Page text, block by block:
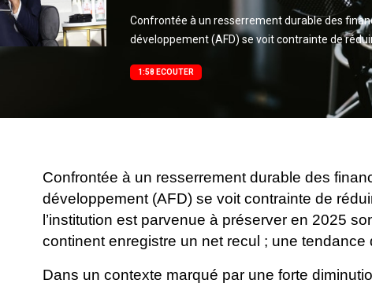
Confrontée à un resserrement durable des
développement (AFD) se voit contrainte de
1:58 ECOUTER
Confrontée à un resserrement durable des
développement (AFD) se voit contrainte de
l’institution est parvenue à préserver en 2025
continent enregistre un net recul ; une
Dans un contexte marqué par une forte